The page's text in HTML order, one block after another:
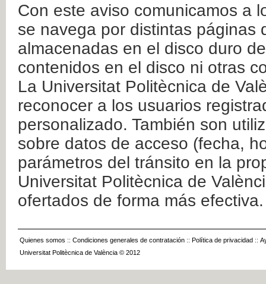
Con este aviso comunicamos a
se navega por distintas páginas
almacenadas en el disco duro
contenidos en el disco ni otras
La Universitat Politècnica de
reconocer a los usuarios
personalizado. También son
sobre datos de acceso (fecha,
parámetros del tránsito en la
Universitat Politècnica de
ofertados de forma más efectiva.
Quienes somos :: Condiciones generales de contratación :: Política de privacidad ::
Universitat Politècnica de València © 2012